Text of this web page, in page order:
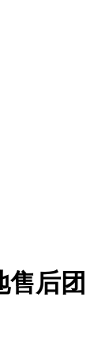
售后团